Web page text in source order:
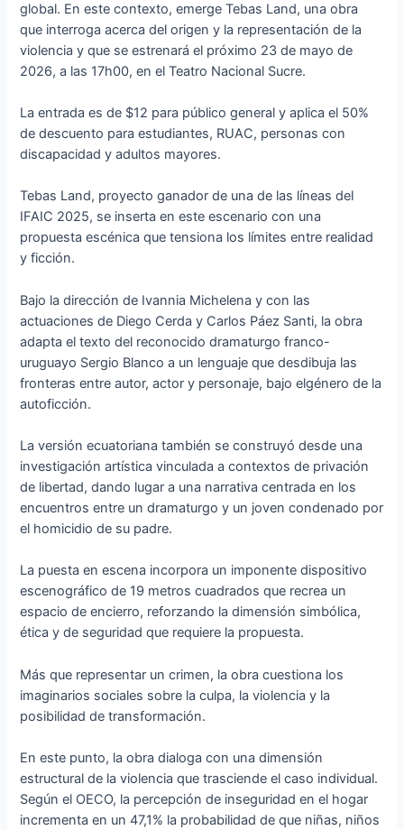
global. En este contexto, emerge Tebas Land, una obra
que interroga acerca del origen y la representación de la
violencia y que se estrenará el próximo 23 de mayo de
2026, a las 17h00, en el Teatro Nacional Sucre.
La entrada es de $12 para público general y aplica el 50%
de descuento para estudiantes, RUAC, personas con
discapacidad y adultos mayores.
Tebas Land, proyecto ganador de una de las líneas del
IFAIC 2025, se inserta en este escenario con una
propuesta escénica que tensiona los límites entre realidad
y ficción.
Bajo la dirección de Ivannia Michelena y con las
actuaciones de Diego Cerda y Carlos Páez Santi, la obra
adapta el texto del reconocido dramaturgo franco-
uruguayo Sergio Blanco a un lenguaje que desdibuja las
fronteras entre autor, actor y personaje, bajo elgénero de la
autoficción.
La versión ecuatoriana también se construyó desde una
investigación artística vinculada a contextos de privación
de libertad, dando lugar a una narrativa centrada en los
encuentros entre un dramaturgo y un joven condenado por
el homicidio de su padre.
La puesta en escena incorpora un imponente dispositivo
escenográfico de 19 metros cuadrados que recrea un
espacio de encierro, reforzando la dimensión simbólica,
ética y de seguridad que requiere la propuesta.
Más que representar un crimen, la obra cuestiona los
imaginarios sociales sobre la culpa, la violencia y la
posibilidad de transformación.
En este punto, la obra dialoga con una dimensión
estructural de la violencia que trasciende el caso individual.
Según el OECO, la percepción de inseguridad en el hogar
incrementa en un 47,1% la probabilidad de que niñas, niños